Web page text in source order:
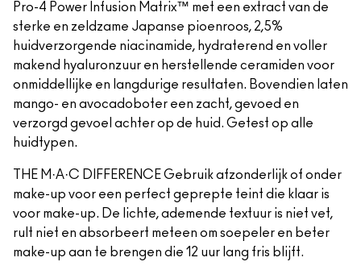
Pro-4 Power Infusion Matrix™ met een extract van de
sterke en zeldzame Japanse pioenroos, 2,5%
huidverzorgende niacinamide, hydraterend en voller
makend hyaluronzuur en herstellende ceramiden voor
onmiddellijke en langdurige resultaten. Bovendien laten
mango- en avocadoboter een zacht, gevoed en
verzorgd gevoel achter op de huid. Getest op alle
huidtypen.
THE M·A·C DIFFERENCE Gebruik afzonderlijk of onder
make-up voor een perfect geprepte teint die klaar is
voor make-up. De lichte, ademende textuur is niet vet,
rult niet en absorbeert meteen om soepeler en beter
make-up aan te brengen die 12 uur lang fris blijft.